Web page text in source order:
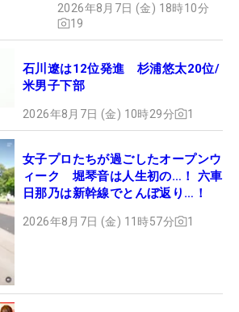
2026年8月7日 (金) 18時10分
19
石川遼は12位発進 杉浦悠太20位/
米男子下部
2026年8月7日 (金) 10時29分 1
女子プロたちが過ごしたオープンウ
ィーク 堀琴音は人生初の…！ 六車
日那乃は新幹線でとんぼ返り…！
2026年8月7日 (金) 11時57分 1